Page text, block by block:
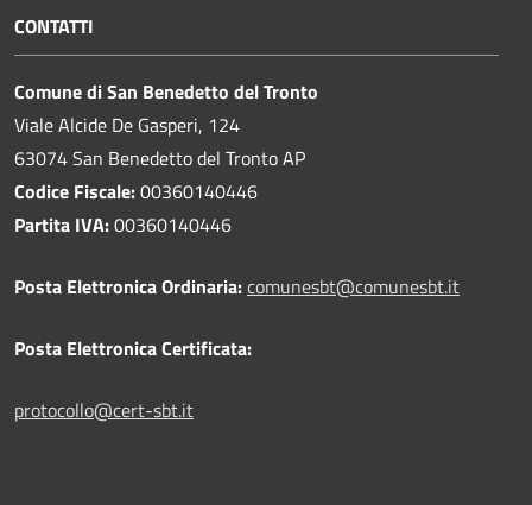
CONTATTI
Comune di San Benedetto del Tronto
Viale Alcide De Gasperi, 124
63074 San Benedetto del Tronto AP
Codice Fiscale:00360140446
Partita IVA:00360140446
Posta Elettronica Ordinaria:comunesbt@comunesbt.it
Posta Elettronica Certificata:
protocollo@cert-sbt.it